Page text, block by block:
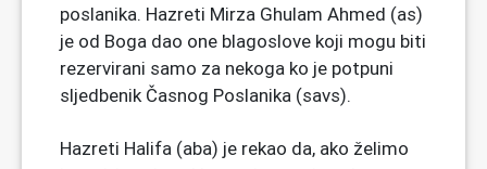
poslanika. Hazreti Mirza Ghulam Ahmed (as)
je od Boga dao one blagoslove koji mogu biti
rezervirani samo za nekoga ko je potpuni
sljedbenik Časnog Poslanika (savs).
Hazreti Halifa (aba) je rekao da, ako želimo